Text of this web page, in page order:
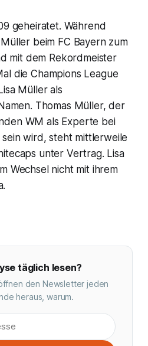
geheiratet. Während
beim FC Bayern zum
mit dem Rekordmeister
die Champions League
Müller als
Thomas Müller, der
WM als Experte bei
sein wird, steht mittlerweile
unter Vertrag. Lisa
Wechsel nicht mit ihrem
täglich lesen?
den Newsletter jeden
heraus, warum.